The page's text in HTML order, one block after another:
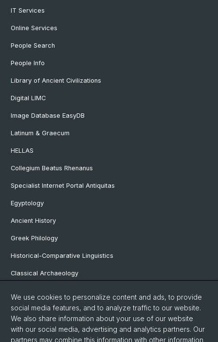
IT Services
Online Services
People Search
People Info
Library of Ancient Civilizations
Digital LIMC
Image Database EasyDB
Latinum & Graecum
HELLAS
Collegium Beatus Rhenanus
Specialist Internet Portal Antiquitas
Egyptology
Ancient History
Greek Philology
Historical-Comparative Linguistics
Classical Archaeology
Pre- and Protohistorical and Provincial Roman Archaeology
Vindonissa Professorship
We use cookies to personalize content and ads, to provide
social media features, and to analyze traffic to our website.
We also share information about your use of our website
with our social media, advertising and analytics partners. Our
partners may combine this information with other information